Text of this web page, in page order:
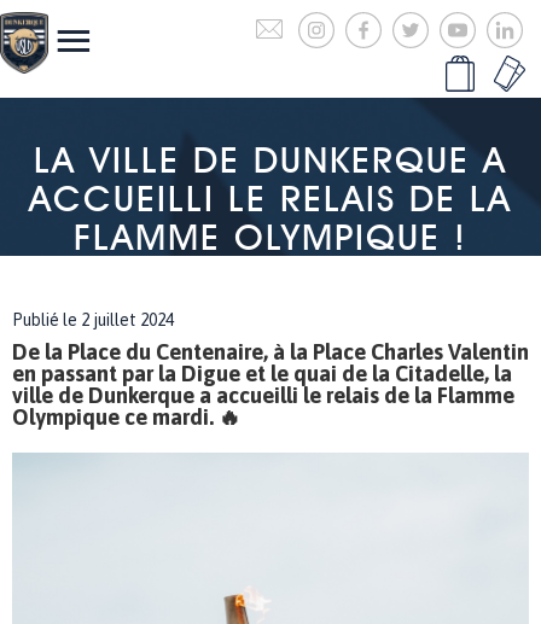
LA VILLE DE DUNKERQUE A
ACCUEILLI LE RELAIS DE LA
FLAMME OLYMPIQUE !
Publié le 2 juillet 2024
De la Place du Centenaire, à la Place Charles Valentin
en passant par la Digue et le quai de la Citadelle, la
ville de Dunkerque a accueilli le relais de la Flamme
Olympique ce mardi. 🔥